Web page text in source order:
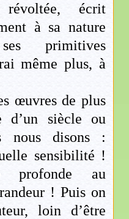
écrit
à sa nature
primitives
même plus, à
œuvres de plus
d’un siècle ou
nous disons :
sensibilité !
profonde au
! Puis on
loin d’être